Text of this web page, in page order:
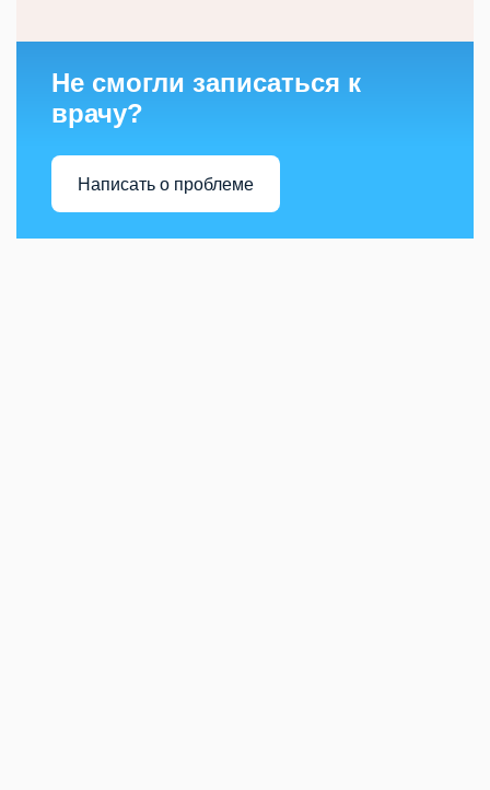
Не смогли записаться к
врачу?
Написать о проблеме